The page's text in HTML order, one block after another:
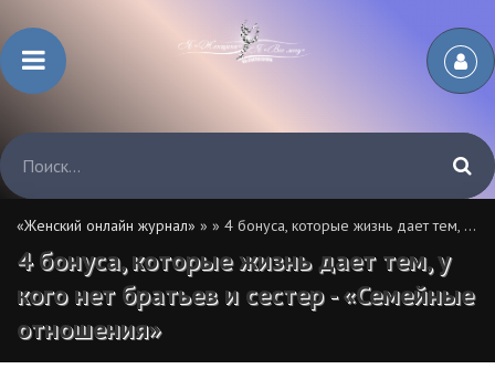
«Женский онлайн журнал» » » 4 бонуса, которые жизнь дает тем, у кого нет братьев и сестер - «Семейные отношения»
4 бонуса, которые жизнь дает тем, у
кого нет братьев и сестер - «Семейные
отношения»